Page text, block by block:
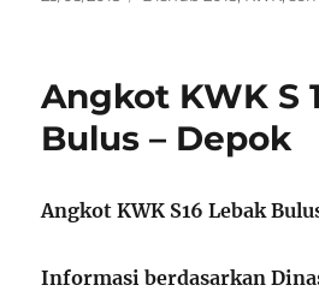
Angkot KWK S
Bulus – Depok
Angkot KWK S16 Lebak
Informasi berdasarkan